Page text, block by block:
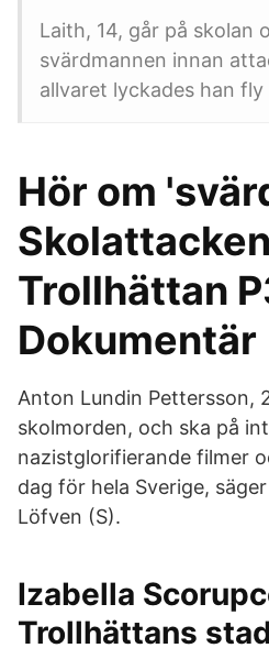
Laith, 14, går på skolan
svärdmannen innan
allvaret lyckades han
Hör om
Trollhättan
Dokumentär
Anton Lundin Pettersson,
skolmorden, och ska på
nazistglorifierande filmer
dag för hela Sverige,
Löfven (S).
Izabella
Trollhättans stad